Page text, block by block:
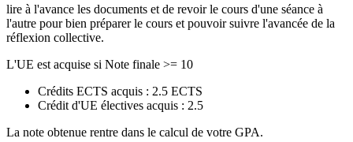
lire à l'avance les documents et de revoir le cours d'une séance à
l'autre pour bien préparer le cours et pouvoir suivre l'avancée de la
réflexion collective.
L'UE est acquise si Note finale >= 10
Crédits ECTS acquis : 2.5 ECTS
Crédit d'UE électives acquis : 2.5
La note obtenue rentre dans le calcul de votre GPA.